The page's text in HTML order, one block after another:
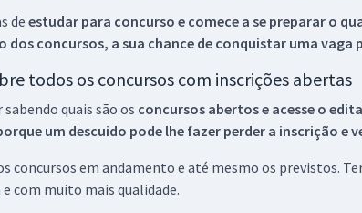
de estudar para concurso e comece a se preparar o
dosconcursos, a sua chance de conquistar uma vaga
todos os concursos com inscrições abertas
quais são os concursos abertos e acesse o
um descuido pode lhe fazer perder a inscrição e
concursos em andamento e até mesmo os previstos.
com muito mais qualidade.